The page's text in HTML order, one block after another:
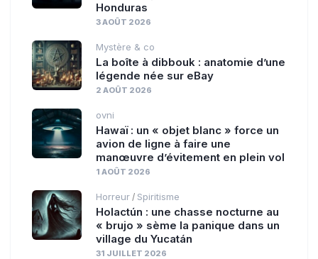
Honduras
3 AOÛT 2026
Mystère & co
La boîte à dibbouk : anatomie d’une
légende née sur eBay
2 AOÛT 2026
ovni
Hawaï : un « objet blanc » force un
avion de ligne à faire une
manœuvre d’évitement en plein vol
1 AOÛT 2026
Horreur / Spiritisme
Holactún : une chasse nocturne au
« brujo » sème la panique dans un
village du Yucatán
31 JUILLET 2026